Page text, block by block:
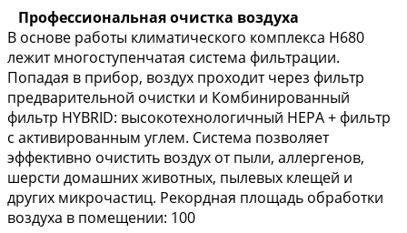
Профессиональная очистка воздуха
В основе работы климатического комплекса H680
лежит многоступенчатая система фильтрации.
Попадая в прибор, воздух проходит через фильтр
предварительной очистки и Комбинированный
фильтр HYBRID: высокотехнологичный НЕРА + фильтр
с активированным углем. Система позволяет
эффективно очистить воздух от пыли, аллергенов,
шерсти домашних животных, пылевых клещей и
других микрочастиц. Рекордная площадь обработки
воздуха в помещении: 100